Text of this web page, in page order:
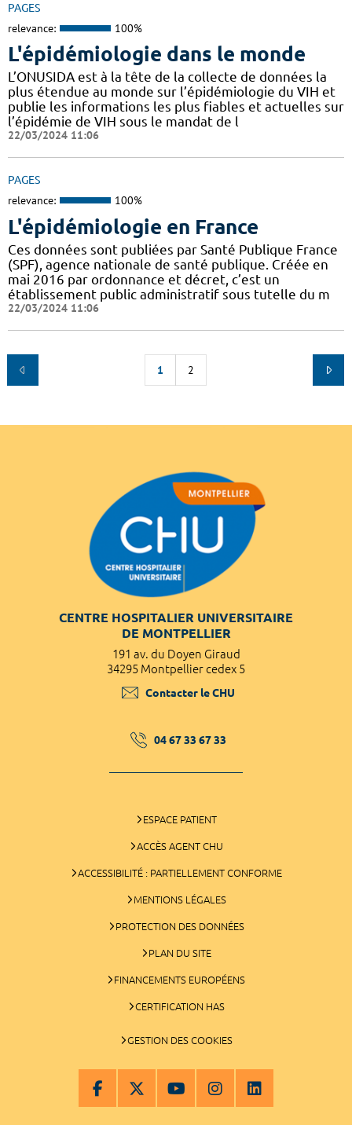
PAGES
relevance: 100%
L'épidémiologie dans le monde
L’ONUSIDA est à la tête de la collecte de données la
plus étendue au monde sur l’épidémiologie du VIH et
publie les informations les plus fiables et actuelles sur
l’épidémie de VIH sous le mandat de l
22/03/2024 11:06
PAGES
relevance: 100%
L'épidémiologie en France
Ces données sont publiées par Santé Publique France
(SPF), agence nationale de santé publique. Créée en
mai 2016 par ordonnance et décret, c’est un
établissement public administratif sous tutelle du m
22/03/2024 11:06
1 2
CENTRE HOSPITALIER UNIVERSITAIRE
DE MONTPELLIER
191 av. du Doyen Giraud
34295 Montpellier cedex 5
Contacter le CHU
04 67 33 67 33
ESPACE PATIENT
ACCÈS AGENT CHU
ACCESSIBILITÉ : PARTIELLEMENT CONFORME
MENTIONS LÉGALES
PROTECTION DES DONNÉES
PLAN DU SITE
FINANCEMENTS EUROPÉENS
CERTIFICATION HAS
GESTION DES COOKIES